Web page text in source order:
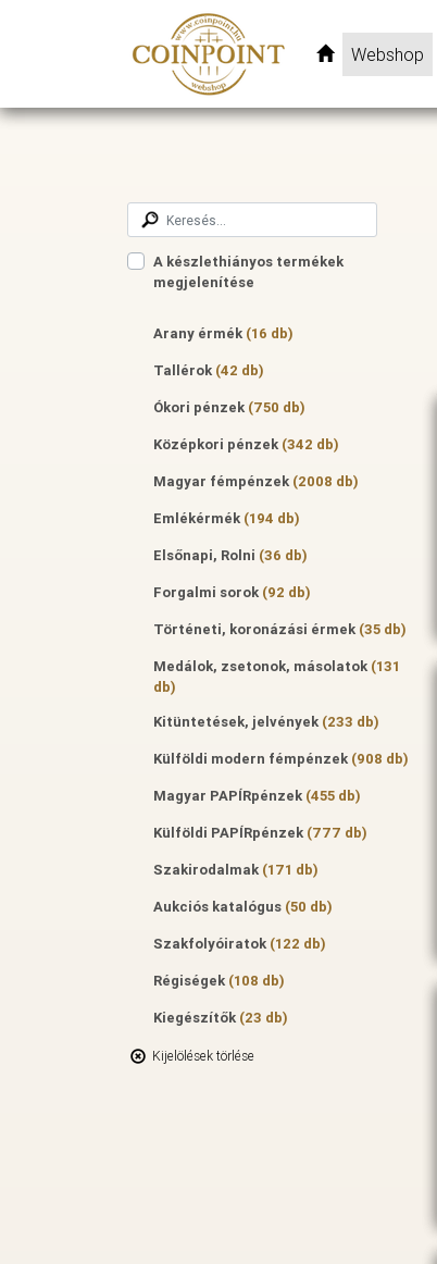
Webshop
A készlethiányos termékek
megjelenítése
Arany érmék (16 db)
Tallérok (42 db)
Ókori pénzek (750 db)
Középkori pénzek (342 db)
Magyar fémpénzek (2008 db)
Emlékérmék (194 db)
Elsőnapi, Rolni (36 db)
Forgalmi sorok (92 db)
Történeti, koronázási érmek (35 db)
Medálok, zsetonok, másolatok (131
db)
Kitüntetések, jelvények (233 db)
Külföldi modern fémpénzek (908 db)
Magyar PAPÍRpénzek (455 db)
Külföldi PAPÍRpénzek (777 db)
Szakirodalmak (171 db)
Aukciós katalógus (50 db)
Szakfolyóiratok (122 db)
Régiségek (108 db)
Kiegészítők (23 db)
Kijelölések törlése